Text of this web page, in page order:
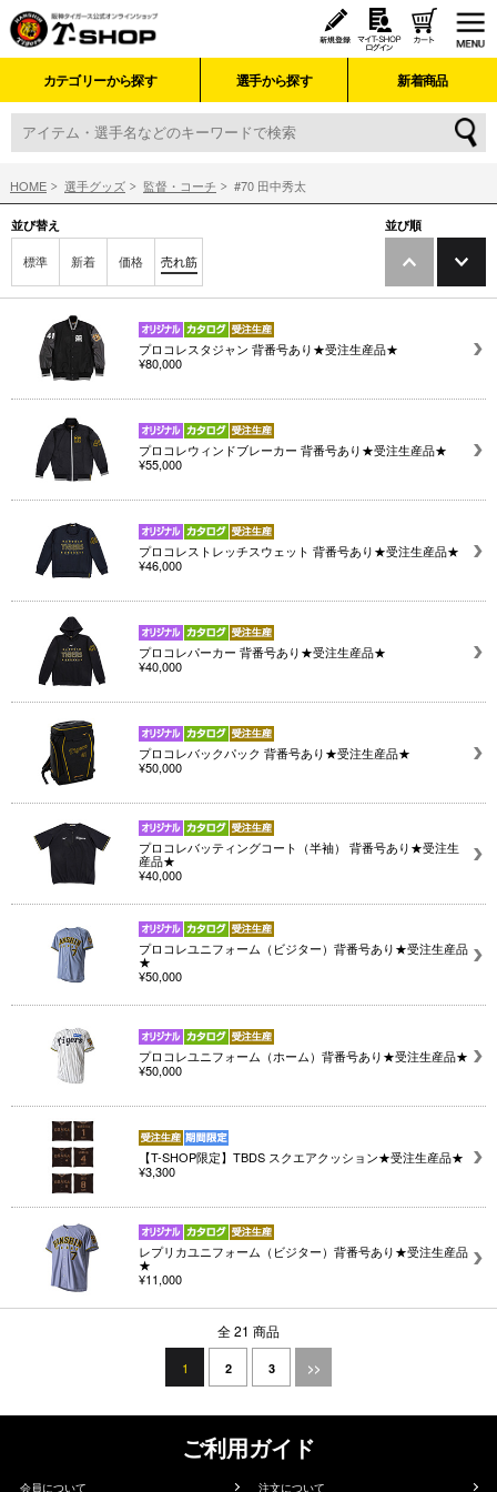
カテゴリーから探す 選手から探す 新着商品
HOME 選手グッズ 監督・コーチ #70 田中秀太
並び替え
標準 新着 価格 売れ筋
並び順
プロコレスタジャン 背番号あり★受注生産品★
¥80,000
プロコレウィンドブレーカー 背番号あり★受注生産品★
¥55,000
プロコレストレッチスウェット 背番号あり★受注生産品★
¥46,000
プロコレパーカー 背番号あり★受注生産品★
¥40,000
プロコレバックパック 背番号あり★受注生産品★
¥50,000
プロコレバッティングコート（半袖） 背番号あり★受注生
産品★
¥40,000
プロコレユニフォーム（ビジター）背番号あり★受注生産品
★
¥50,000
プロコレユニフォーム（ホーム）背番号あり★受注生産品★
¥50,000
【T-SHOP限定】TBDS スクエアクッション★受注生産品★
¥3,300
レプリカユニフォーム（ビジター）背番号あり★受注生産品
★
¥11,000
全 21 商品
1 2 3 >>
ご利用ガイド
会員について 注文について